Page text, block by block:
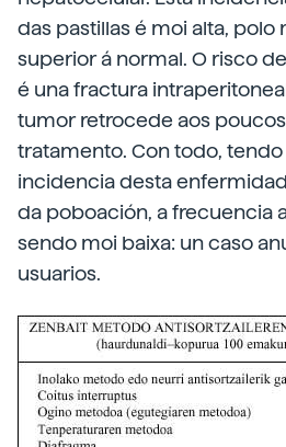
das pastillas é moi alta, polo
superior á normal. O risco
é una fractura
tumor retrocede aos
tratamento. Con todo,
incidencia desta
da poboación, a frecuencia
sendo moi baixa: un caso
usuarios.